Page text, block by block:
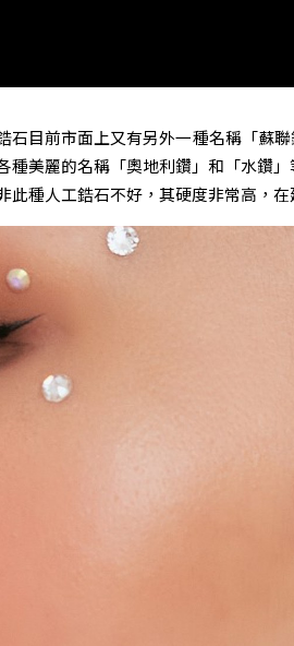
石目前市面上又有另外一種名稱「蘇
種美麗的名稱「奧地利鑽」和「水鑽
此種人工鋯石不好，其硬度非常高，